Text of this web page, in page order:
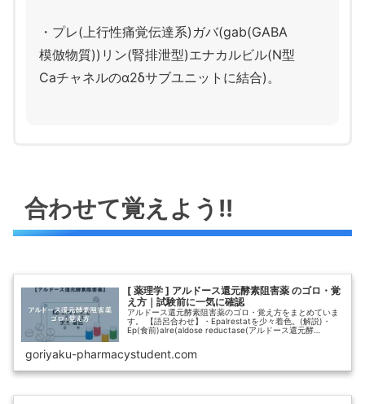
・プレ(上行性痛覚伝達系)ガバ(gab(GABA
模倣物質))リン(腎排泄型)エナカルビル(N型
Caチャネルのα2δサブユニットに結合)。
合わせて覚えよう!!
[ 薬理学 ] アルドース還元酵素阻害薬 のゴロ・覚
え方｜試験前に一気に確認
アルドース還元酵素阻害薬のゴロ・覚え方をまとめていま
す。 【語呂合わせ】・Epalrestatを少々着色。(解説)・
Ep(食前)alre(aldose reductase(アルドース還元酵
は赤色))。 薬剤師国家試験・CBT・定期試験対策向けで
す。
goriyaku-pharmacystudent.com